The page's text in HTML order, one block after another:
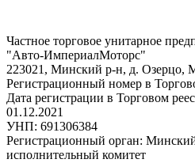
Частное торговое унитарное
"Авто-ИмпериалМоторс"
223021, Минский р-н, д. Озерцо,
Регистрационный номер в
Дата регистрации в Торговом
01.12.2021
УНП: 691306384
Регистрационный орган:
исполнительный комитет